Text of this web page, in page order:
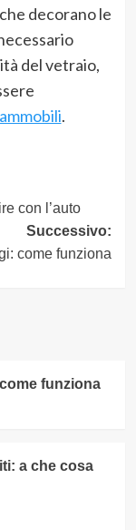
decorano le
del vetraio,
.
con l’auto
Successivo:
come funziona
funziona
a che cosa